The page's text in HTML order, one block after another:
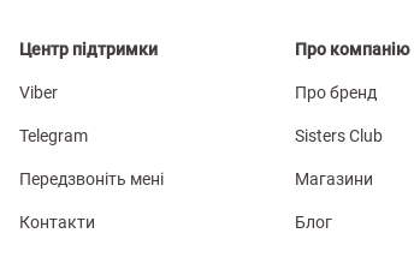
Центр підтримки
Viber
Telegram
Передзвоніть мені
Контакти
Про компанію
Про бренд
Sisters Club
Магазини
Блог